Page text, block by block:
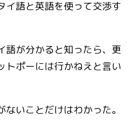
イ語と英語を使って交渉す
語が分かると知ったら、更
トポーには行かねえと言い
いことだけはわかった。